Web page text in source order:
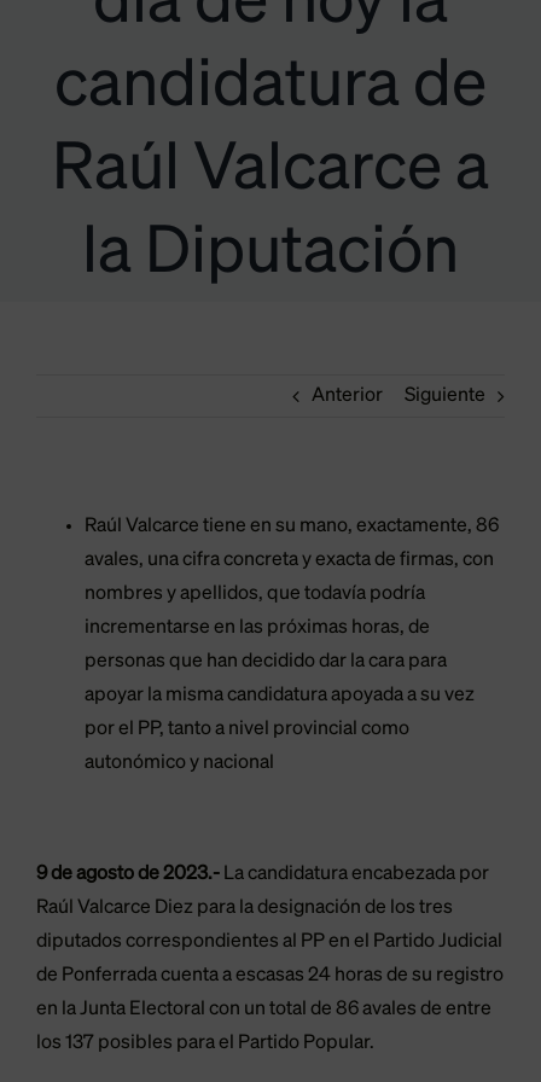
candidatura de
Raúl Valcarce a
la Diputación
Anterior Siguiente
Raúl Valcarce tiene en su mano, exactamente, 86
avales, una cifra concreta y exacta de firmas, con
nombres y apellidos, que todavía podría
incrementarse en las próximas horas, de
personas que han decidido dar la cara para
apoyar la misma candidatura apoyada a su vez
por el PP, tanto a nivel provincial como
autonómico y nacional
9 de agosto de 2023.- La candidatura encabezada por
Raúl Valcarce Diez para la designación de los tres
diputados correspondientes al PP en el Partido Judicial
de Ponferrada cuenta a escasas 24 horas de su registro
en la Junta Electoral con un total de 86 avales de entre
los 137 posibles para el Partido Popular.